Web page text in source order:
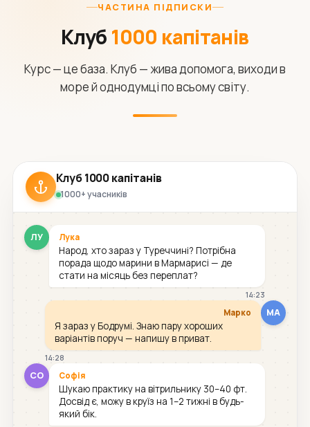
ЧАСТИНА ПІДПИСКИ
Клуб 1000 капітанів
Курс — це база. Клуб — жива допомога, виходи в
море й однодумці по всьому світу.
Клуб 1000 капітанів
1000+ учасників
ЛУ Лука
Народ, хто зараз у Туреччині? Потрібна
порада щодо марини в Мармарисі — де
стати на місяць без переплат?
14:23
МА
Марко
Я зараз у Бодрумі. Знаю пару хороших
варіантів поруч — напишу в приват.
14:28
СО Софія
Шукаю практику на вітрильнику 30–40 фт.
Досвід є, можу в круїз на 1–2 тижні в будь-
який бік.